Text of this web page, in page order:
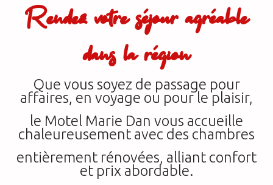
Rendez votre séjour agréable
dans la région
Que vous soyez de passage pour
affaires, en voyage ou pour le plaisir,
le Motel Marie Dan vous accueille
chaleureusement avec des chambres
entièrement rénovées, alliant confort
et prix abordable.